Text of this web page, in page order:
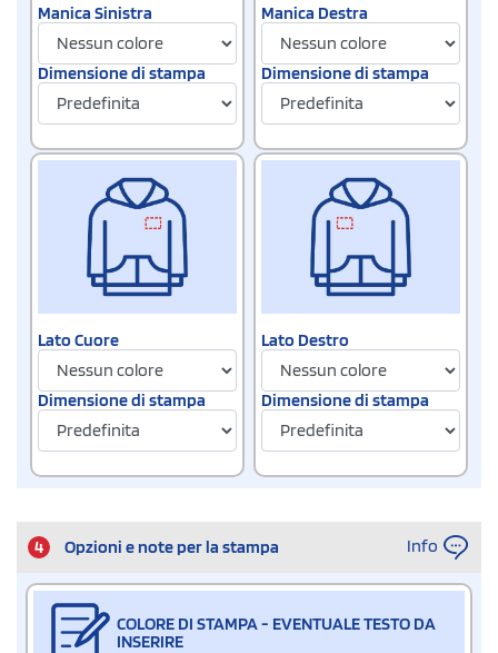
Manica Sinistra
Dimensione di stampa
Manica Destra
Dimensione di stampa
Lato Cuore
Dimensione di stampa
Lato Destro
Dimensione di stampa
4 Opzioni e note per la stampa Info
COLORE DI STAMPA - EVENTUALE TESTO DA
INSERIRE